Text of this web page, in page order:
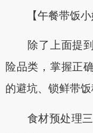
【午餐带饭小
除了上面提到
险品类，掌握正
的避坑、锁鲜带饭
食材预处理三